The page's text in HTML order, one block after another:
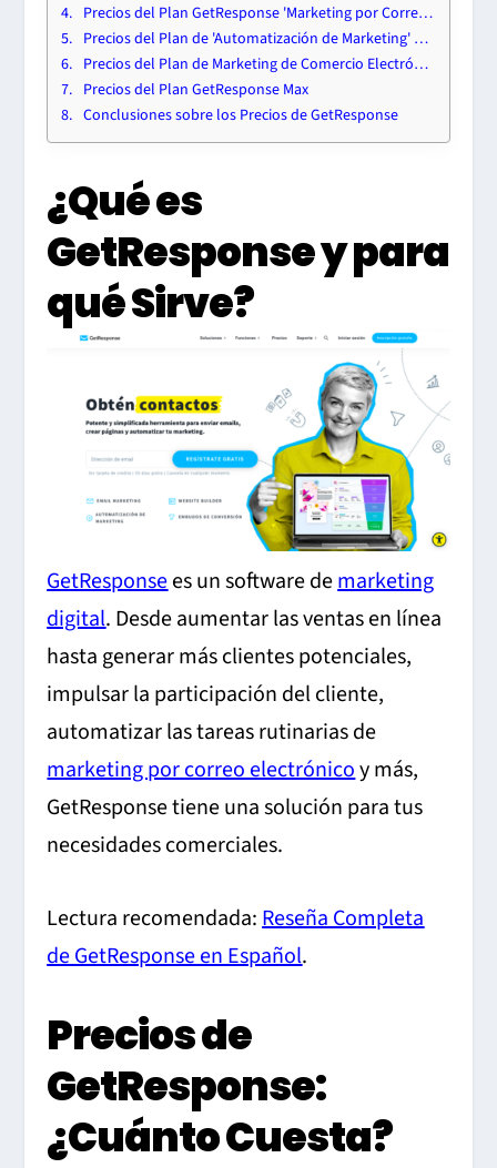
Precios del Plan GetResponse 'Marketing por Correo Electrónico'
Precios del Plan de 'Automatización de Marketing' de GetResponse
Precios del Plan de Marketing de Comercio Electrónico de GetResponse
Precios del Plan GetResponse Max
Conclusiones sobre los Precios de GetResponse
¿Qué es
GetResponse y para
qué Sirve?
GetResponsees un software demarketing
digital. Desde aumentar las ventas en línea
hasta generar más clientes potenciales,
impulsar la participación del cliente,
automatizar las tareas rutinarias de
marketing por correo electrónicoy más,
GetResponse tiene una solución para tus
necesidades comerciales.
Lectura recomendada:Reseña Completa
de GetResponse en Español.
Precios de
GetResponse:
¿Cuánto Cuesta?